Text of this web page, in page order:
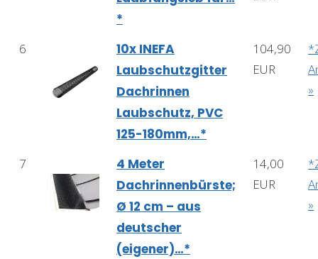
*
6
10x INEFA
Laubschutzgitter
Dachrinnen
Laubschutz, PVC
125-180mm,…*
104,90
EUR
»
7
4 Meter
Dachrinnenbürste;
Ø 12 cm – aus
deutscher
(eigener)…*
14,00
EUR
»